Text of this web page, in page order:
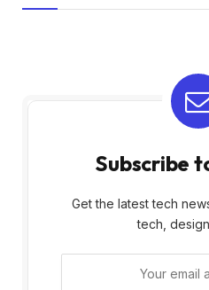
Subscribe
Get the latest tech
tech,